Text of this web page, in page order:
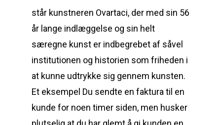
står kunstneren Ovartaci, der med sin 56
år lange indlæggelse og sin helt
særegne kunst er indbegrebet af såvel
institutionen og historien som friheden i
at kunne udtrykke sig gennem kunsten.
Et eksempel Du sendte en faktura til en
kunde for noen timer siden, men husker